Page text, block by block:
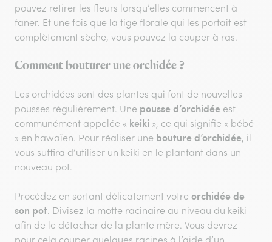
pouvez retirer les fleurs lorsqu’elles commencent à
faner. Et une fois que la tige florale qui les portait est
complètement sèche, vous pouvez la couper à ras.
Comment bouturer une orchidée ?
Les orchidées sont des plantes qui font de nouvelles
pousses régulièrement. Une pousse d’orchidée est
communément appelée « keiki », ce qui signifie « bébé
» en hawaïen. Pour réaliser une bouture d’orchidée, il
vous suffira d’utiliser un keiki en le plantant dans un
nouveau pot.
Procédez en sortant délicatement votre orchidée de
son pot. Divisez la motte racinaire au niveau du keiki
afin de le détacher de la plante mère. Vous devrez
pour cela couper quelques racines à l’aide d’un